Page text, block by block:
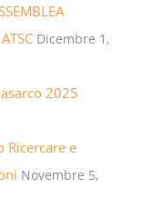
Dicembre 1,
2025
Ricercare e
Novembre 5,